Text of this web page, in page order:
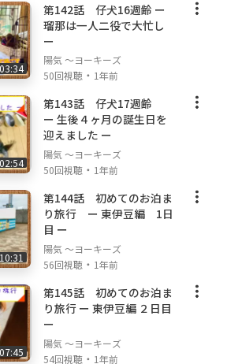
03:34
第142話 仔犬16週齢 ー
瑠那は一人二役で大忙し
ー
陽気 ～ヨーキーズ
50回視聴 ・ 1年前
02:54
第143話 仔犬17週齢
ー 生後４ヶ月の誕生日を
迎えました ー
陽気 ～ヨーキーズ
50回視聴 ・ 1年前
10:31
第144話 初めてのお泊ま
り旅行 ー 東伊豆編 1日
目 ー
陽気 ～ヨーキーズ
56回視聴 ・ 1年前
07:45
第145話 初めてのお泊ま
り旅行 ー 東伊豆編 ２日目
ー
陽気 ～ヨーキーズ
54回視聴 ・ 1年前